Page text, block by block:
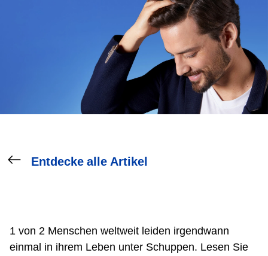
Entdecke alle Artikel
1 von 2 Menschen weltweit leiden irgendwann
einmal in ihrem Leben unter Schuppen. Lesen Sie